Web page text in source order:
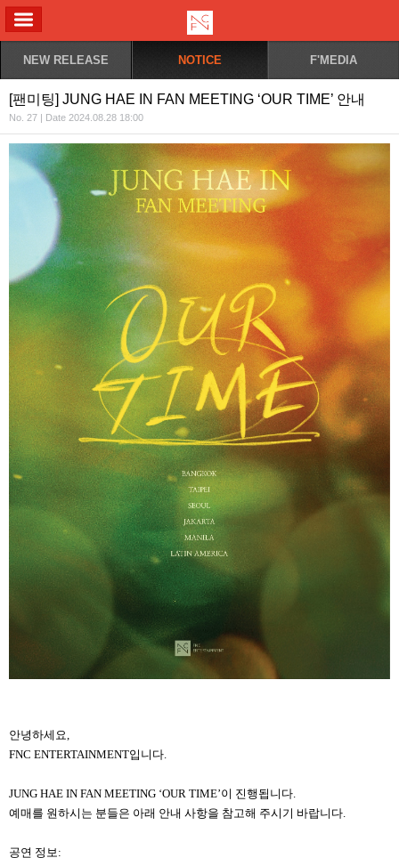
NEW RELEASE NOTICE F'MEDIA
[팬미팅] JUNG HAE IN FAN MEETING ‘OUR TIME’ 안내
No. 27 | Date 2024.08.28 18:00
안녕하세요,
FNC ENTERTAINMENT입니다.
JUNG HAE IN FAN MEETING ‘OUR TIME’이 진행됩니다.
예매를 원하시는 분들은 아래 안내 사항을 참고해 주시기 바랍니다.
공연 정보: